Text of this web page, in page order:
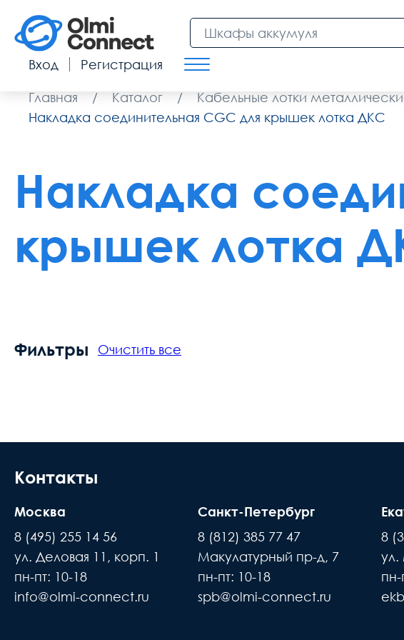
Вход Регистрация
Главная / Каталог / Кабельные лотки
Накладка соединительная CGC для крышек лотка ДКС
Накладка
крышек лотка
Фильтры Очистить все
Контакты
Москва
8 (495) 255 14 56
ул. Деловая 11, корп. 1
пн-пт: 10-18
info@olmi-connect.ru
Санкт-Петербург
8 (812) 385 77 47
Макулатурный пр-д, 7
пн-пт: 10-18
spb@olmi-connect.ru
8
ул.
пн-